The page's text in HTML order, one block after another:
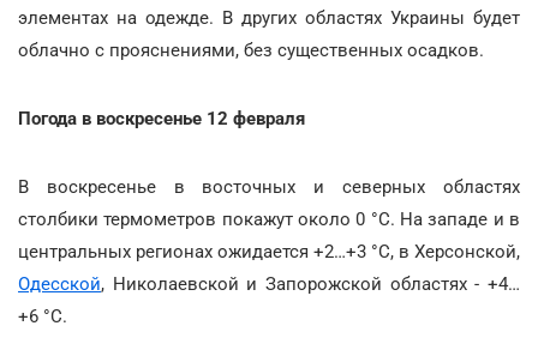
элементах на одежде. В других областях Украины будет
облачно с прояснениями, без существенных осадков.
Погода в воскресенье 12 февраля
В воскресенье в восточных и северных областях
столбики термометров покажут около 0 °С. На западе и в
центральных регионах ожидается +2…+3 °С, в Херсонской,
Одесской, Николаевской и Запорожской областях - +4…
+6 °С.